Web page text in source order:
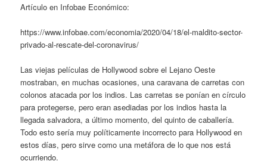
Artículo en Infobae Económico:
https://www.infobae.com/economia/2020/04/18/el-maldito-sector-
privado-al-rescate-del-coronavirus/
Las viejas películas de Hollywood sobre el Lejano Oeste
mostraban, en muchas ocasiones, una caravana de carretas con
colonos atacada por los indios. Las carretas se ponían en círculo
para protegerse, pero eran asediadas por los indios hasta la
llegada salvadora, a último momento, del quinto de caballería.
Todo esto sería muy políticamente incorrecto para Hollywood en
estos días, pero sirve como una metáfora de lo que nos está
ocurriendo.